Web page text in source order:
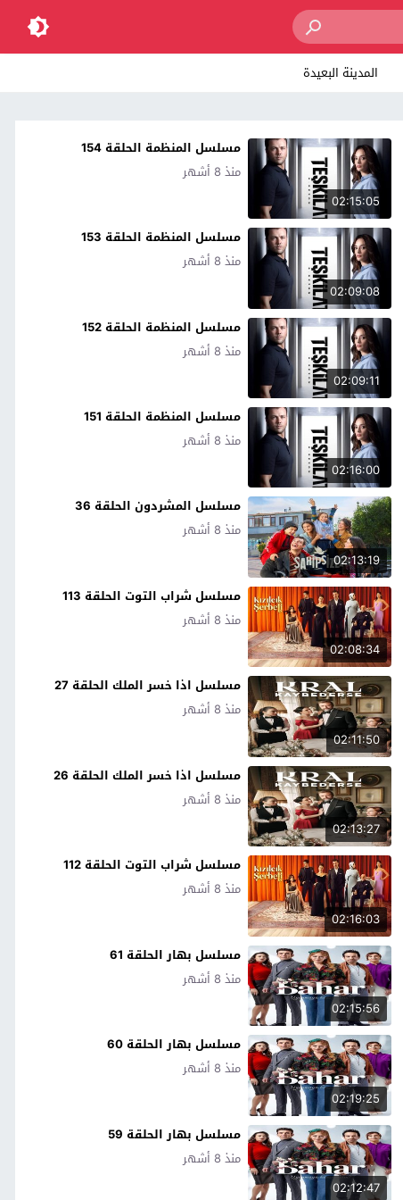
المدينة البعيدة
02:15:05
مسلسل المنظمة الحلقة 154
منذ 8 أشهر
02:09:08
مسلسل المنظمة الحلقة 153
منذ 8 أشهر
02:09:11
مسلسل المنظمة الحلقة 152
منذ 8 أشهر
02:16:00
مسلسل المنظمة الحلقة 151
منذ 8 أشهر
02:13:19
مسلسل المشردون الحلقة 36
منذ 8 أشهر
02:08:34
مسلسل شراب التوت الحلقة 113
منذ 8 أشهر
02:11:50
مسلسل اذا خسر الملك الحلقة 27
منذ 8 أشهر
02:13:27
مسلسل اذا خسر الملك الحلقة 26
منذ 8 أشهر
02:16:03
مسلسل شراب التوت الحلقة 112
منذ 8 أشهر
02:15:56
مسلسل بهار الحلقة 61
منذ 8 أشهر
02:19:25
مسلسل بهار الحلقة 60
منذ 8 أشهر
02:12:47
مسلسل بهار الحلقة 59
منذ 8 أشهر